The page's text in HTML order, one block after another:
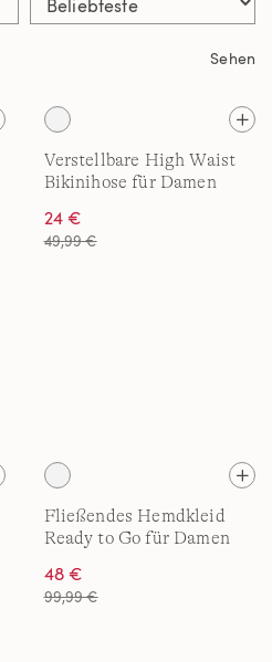
Sehen
Verstellbare High Waist
Bikinihose für Damen
24 €
49,99 €
Fließendes Hemdkleid
Ready to Go für Damen
48 €
99,99 €